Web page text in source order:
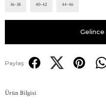
36-38 40-42 44-46
Gelince
Paylaş
Ürün Bilgisi